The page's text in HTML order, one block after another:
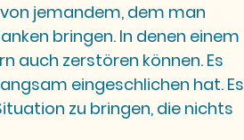
jemandem, dem man
bringen. In denen einem
auch zerstören können. Es
eingeschlichen hat. Es
zu bringen, die nichts